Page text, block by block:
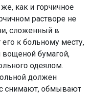
как и горчичное
растворе не
сложенный в
к больному месту,
бумагой,
одеялом.
должен
снимают, обмывают